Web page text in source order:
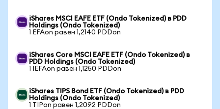
iShares MSCI EAFE ETF (Ondo Tokenized) в PDD
Holdings (Ondo Tokenized)
1 EFAon равен 1,2140 PDDon
iShares Core MSCI EAFE ETF (Ondo Tokenized) в
PDD Holdings (Ondo Tokenized)
1 IEFAon равен 1,1250 PDDon
iShares TIPS Bond ETF (Ondo Tokenized) в PDD
Holdings (Ondo Tokenized)
1 TIPon равен 1,2092 PDDon